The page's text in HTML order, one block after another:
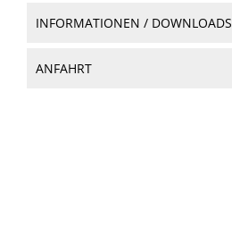
INFORMATIONEN / DOWNLOADS
ANFAHRT